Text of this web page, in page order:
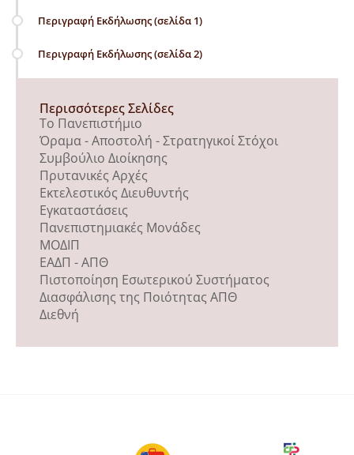
Περιγραφή Εκδήλωσης (σελίδα 1)
Περιγραφή Εκδήλωσης (σελίδα 2)
Περισσότερες Σελίδες
Το Πανεπιστήμιο
Όραμα - Αποστολή - Στρατηγικοί Στόχοι
Συμβούλιο Διοίκησης
Πρυτανικές Αρχές
Εκτελεστικός Διευθυντής
Εγκαταστάσεις
Πανεπιστημιακές Μονάδες
ΜΟΔΙΠ
ΕΑΔΠ - ΑΠΘ
Πιστοποίηση Εσωτερικού Συστήματος
Διασφάλισης της Ποιότητας ΑΠΘ
Διεθνή